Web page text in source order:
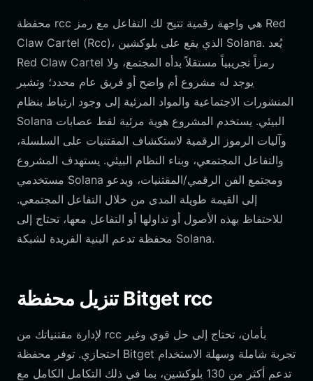
محفظة rcc هي واجهة رقمية تتيح لك التفاعل مع رمز Red
Claw Cartel (Rcc)، الذي يقع على بلوكشين Solana. يُعد
Red Claw Cartel رمزاً تجريبياً مستقلاً بدأه المجتمع، ولا
يوجد له مشروع أم واضح أو فريق عام محدد؛ وتشير
المنشورات الاجتماعية والمواد المرئية إلى وجود ارتباط بنظام
Solana البيئي. يستخدم المشروع هوية مرئية لقط عصابات
وآليات الرموز الرقمية لاستكشاف المقتنيات على السلسلة،
والتفاعل المجتمعي، وبناء النظام البيئي. يستهدف المشروع
مستخدمي Solana ومجتمع الفن الرقمي/المقتنيات، ويدعو
إلى القيمة طويلة المدى من خلال التفاعل المجتمعي.
للاحتفاظ بهذه الأصول أو تداولها أو التفاعل معها، تحتاج إلى
محفظة تدعم البنية الفريدة لشبكة Solana.
تنزيل محفظة Bitget rcc
لإدارة مقتنياتك من rcc بأمان، تحتاج إلى حل قوي وغير
احتجازي. توفر محفظة Bitget تجربة شاملة وسهلة الاستخدام
تدعم أكثر من 130 بلوكشين، بما في ذلك التكامل الكامل مع